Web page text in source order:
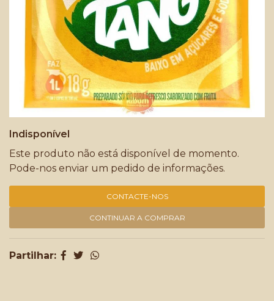
Indisponível
Este produto não está disponível de momento.
Pode-nos enviar um pedido de informações.
CONTACTE-NOS
CONTINUAR A COMPRAR
Partilhar: